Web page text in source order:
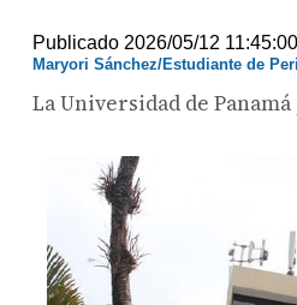
Publicado 2026/05/12 11:45:00
Maryori Sánchez/Estudiante de
La Universidad de